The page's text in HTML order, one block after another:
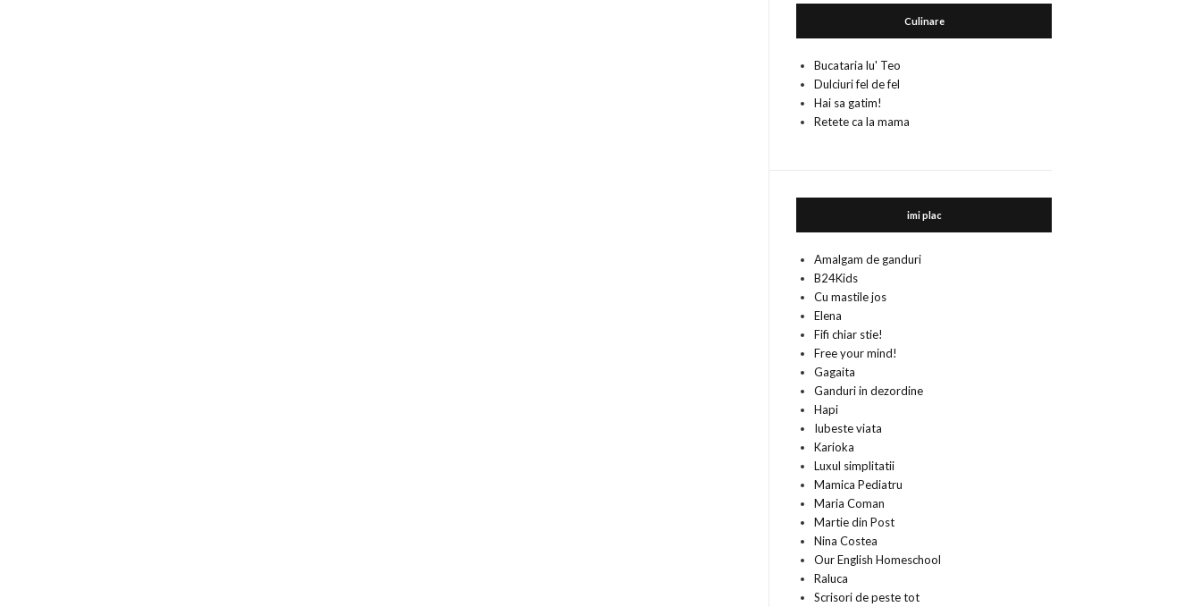
Culinare
Bucataria lu' Teo
Dulciuri fel de fel
Hai sa gatim!
Retete ca la mama
imi plac
Amalgam de ganduri
B24Kids
Cu mastile jos
Elena
Fifi chiar stie!
Free your mind!
Gagaita
Ganduri in dezordine
Hapi
Iubeste viata
Karioka
Luxul simplitatii
Mamica Pediatru
Maria Coman
Martie din Post
Nina Costea
Our English Homeschool
Raluca
Scrisori de peste tot